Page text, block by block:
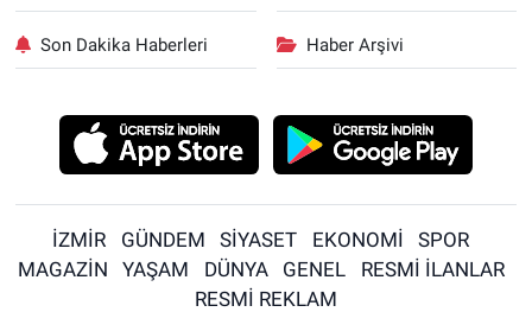
Son Dakika Haberleri Haber Arşivi
İZMİR GÜNDEM SİYASET EKONOMİ
SPOR
MAGAZİN
YAŞAM DÜNYA GENEL
RESMİ İLANLAR
RESMİ REKLAM